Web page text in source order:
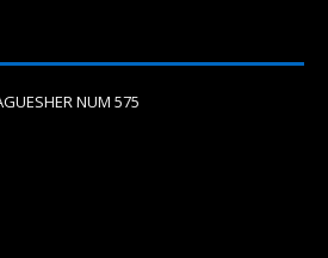
NUM 575